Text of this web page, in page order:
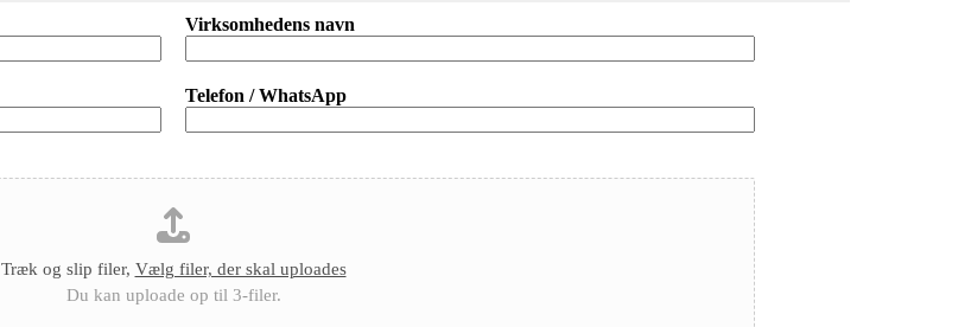
Virksomhedens navn
Telefon / WhatsApp
Træk og slip filer, Vælg filer, der skal uploades
Du kan uploade op til 3-filer.